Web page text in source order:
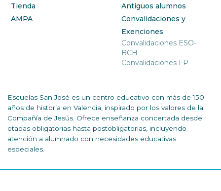
Tienda
AMPA
Antiguos alumnos
Convalidaciones y
Exenciones
Convalidaciones ESO-
BCH
Convalidaciones FP
Escuelas San José es un centro educativo con más de 150
años de historia en Valencia, inspirado por los valores de la
Compañía de Jesús. Ofrece enseñanza concertada desde
etapas obligatorias hasta postobligatorias, incluyendo
atención a alumnado con necesidades educativas
especiales.